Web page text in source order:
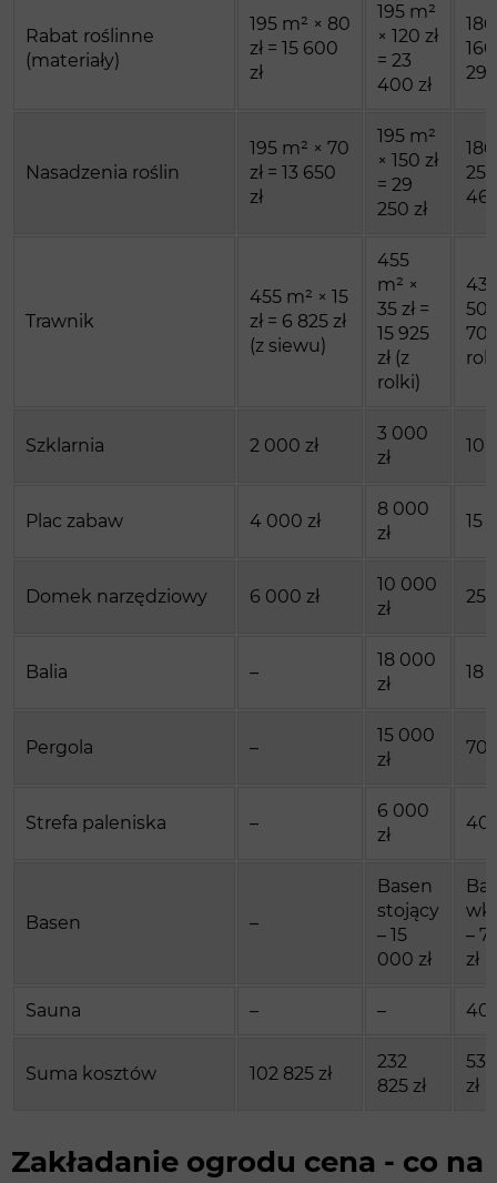
Rabat roślinne
(materiały)
195 m² × 80
zł = 15 600
zł
195 m²
× 120 zł
= 23
400 zł
160
29
Nasadzenia roślin
195 m² × 70
zł = 13 650
zł
195 m²
× 150 zł
= 29
250 zł
46
Trawnik
455 m² × 15
zł = 6 825 zł
(z siewu)
455
m² ×
35 zł =
15 925
zł (z
rolki)
50
Szklarnia 2 000 zł
3 000
zł
10
Plac zabaw 4 000 zł
8 000
zł
15
Domek narzędziowy 6 000 zł
10 000
zł
25
Balia –
18 000
zł
18
Pergola –
15 000
zł
70
Strefa paleniska –
6 000
zł
40
Basen –
Basen
stojący
– 15
000 zł
–
zł
Sauna – – 40
Suma kosztów 102 825 zł
232
825 zł
zł
Zakładanie ogrodu cena - co na